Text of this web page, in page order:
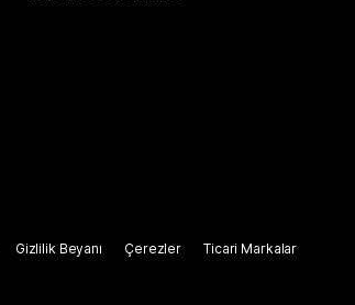
Gizlilik Beyanı Çerezler Ticari Markalar